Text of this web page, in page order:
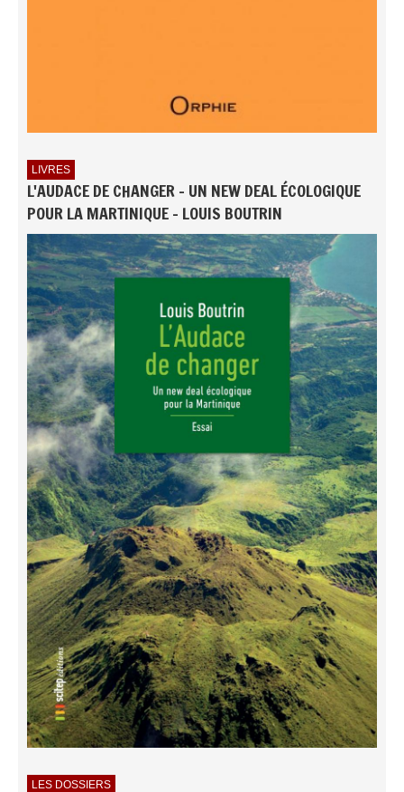
LIVRES
L'AUDACE DE CHANGER - UN NEW DEAL ÉCOLOGIQUE
POUR LA MARTINIQUE - LOUIS BOUTRIN
LES DOSSIERS